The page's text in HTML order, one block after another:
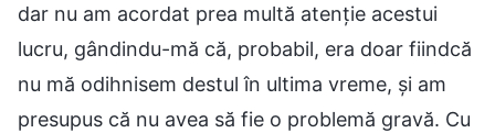
dar nu am acordat prea multă atenție acestui
lucru, gândindu-mă că, probabil, era doar fiindcă
nu mă odihnisem destul în ultima vreme, și am
presupus că nu avea să fie o problemă gravă. Cu